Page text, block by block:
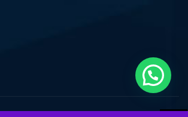
| TPK MEDYA | Tüm Hakları Saklıdır.Ankara